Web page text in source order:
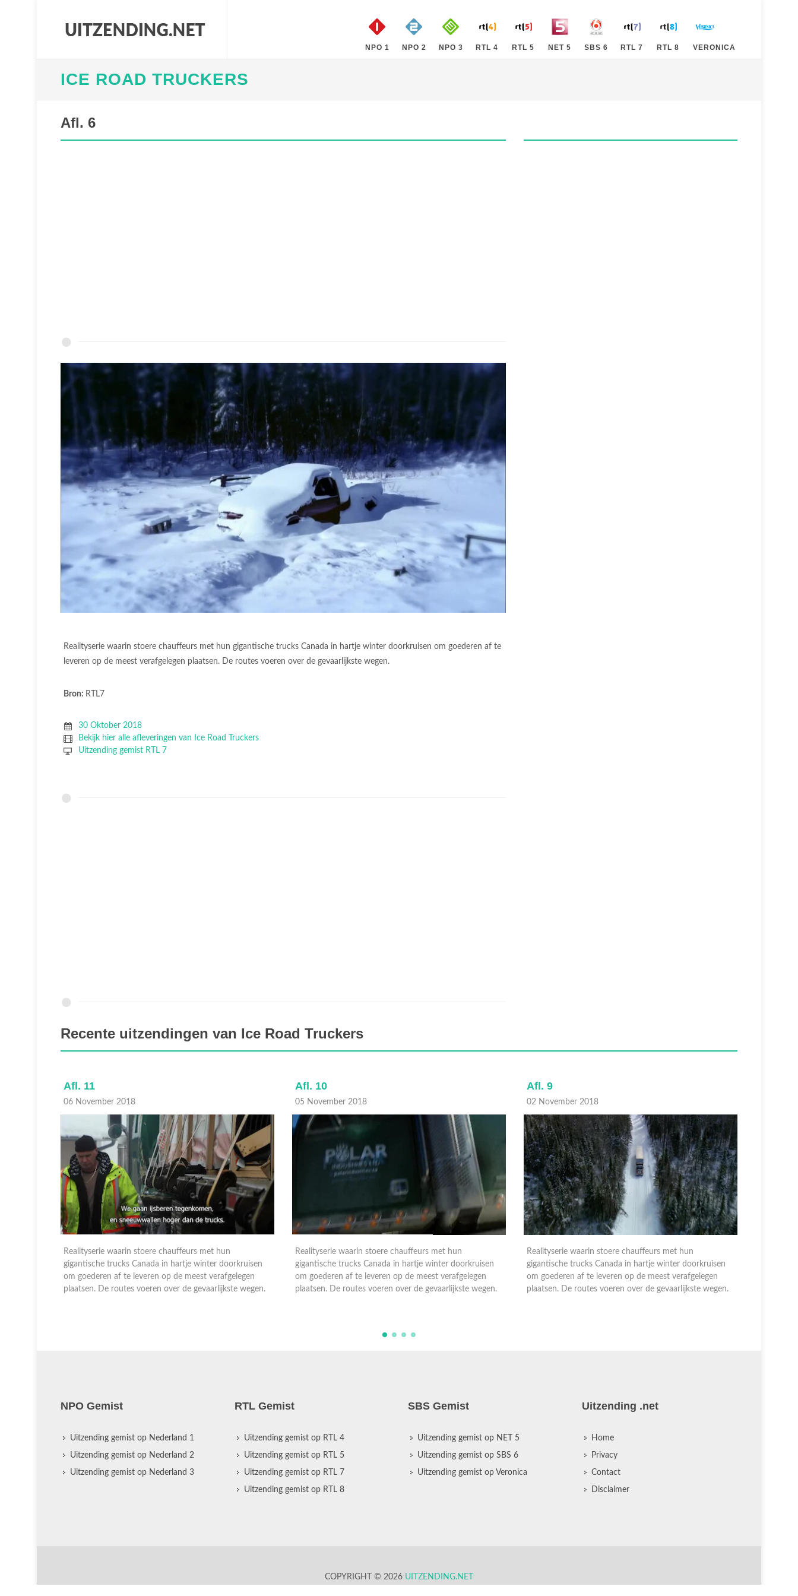
NPO 1 NPO 2 NPO 3 RTL 4 RTL 5 NET 5 SBS 6 RTL 7 RTL 8 VERONICA
ICE ROAD TRUCKERS
Afl. 6
Realityserie waarin stoere chauffeurs met hun gigantische trucks Canada in hartje winter doorkruisen om goederen af te
leveren op de meest verafgelegen plaatsen. De routes voeren over de gevaarlijkste wegen.
Bron: RTL7
30 Oktober 2018
Bekijk hier alle afleveringen van Ice Road Truckers
Uitzending gemist RTL 7
Recente uitzendingen van Ice Road Truckers
Afl. 11
06 November 2018
Realityserie waarin stoere chauffeurs met hun
gigantische trucks Canada in hartje winter doorkruisen
om goederen af te leveren op de meest verafgelegen
plaatsen. De routes voeren over de gevaarlijkste wegen.
Afl. 10
05 November 2018
Realityserie waarin stoere chauffeurs met hun
gigantische trucks Canada in hartje winter doorkruisen
om goederen af te leveren op de meest verafgelegen
plaatsen. De routes voeren over de gevaarlijkste wegen.
Afl. 9
02 November 2018
Realityserie waarin stoere chauffeurs met hun
gigantische trucks Canada in hartje winter doorkruisen
om goederen af te leveren op de meest verafgelegen
plaatsen. De routes voeren over de gevaarlijkste wegen.
NPO Gemist
Uitzending gemist op Nederland 1
Uitzending gemist op Nederland 2
Uitzending gemist op Nederland 3
RTL Gemist
Uitzending gemist op RTL 4
Uitzending gemist op RTL 5
Uitzending gemist op RTL 7
Uitzending gemist op RTL 8
SBS Gemist
Uitzending gemist op NET 5
Uitzending gemist op SBS 6
Uitzending gemist op Veronica
Uitzending .net
Home
Privacy
Contact
Disclaimer
COPYRIGHT © 2026 UITZENDING.NET